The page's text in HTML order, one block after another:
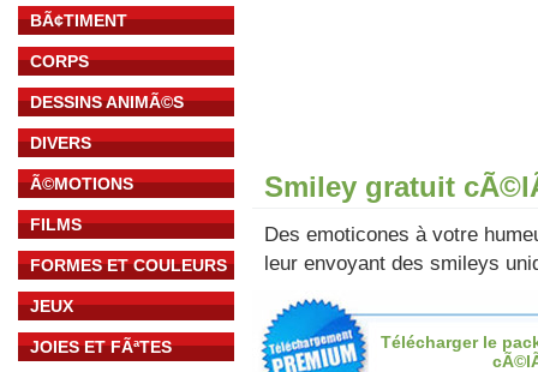
BÃ¢TIMENT
CORPS
DESSINS ANIMÃ©S
DIVERS
Ã©MOTIONS
FILMS
FORMES ET COULEURS
JEUX
JOIES ET FÃªTES
Smiley gratuit
Des emoticones à votre
leur envoyant des smileys
Télécharger le